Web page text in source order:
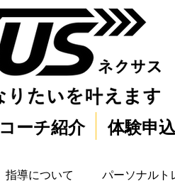
コーチ紹介 体験申込
指導について パーソナルト